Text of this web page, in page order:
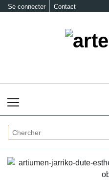
Se connecter Contact